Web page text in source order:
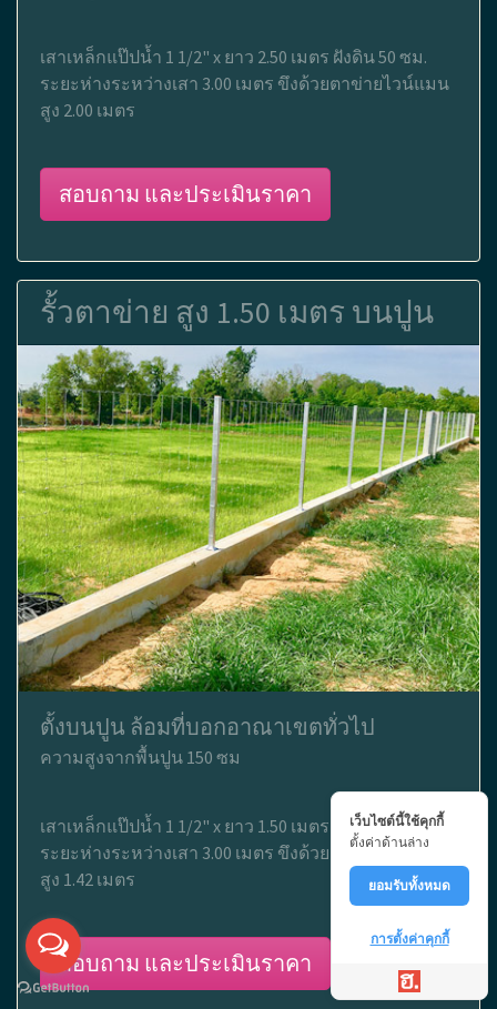
เสาเหล็กแป๊ปน้ำ 1 1/2" x ยาว 2.50 เมตร ฝังดิน 50 ซม.
ระยะห่างระหว่างเสา 3.00 เมตร ขึงด้วยตาข่ายไวน์แมน
สูง 2.00 เมตร
สอบถาม และประเมินราคา
รั้วตาข่าย สูง 1.50 เมตร บนปูน
ตั้งบนปูน ล้อมที่บอกอาณาเขตทั่วไป
ความสูงจากพื้นปูน 150 ซม
เสาเหล็กแป๊ปน้ำ 1 1/2" x ยาว 1.50 เมตร ติดเพลทบนปูน
ระยะห่างระหว่างเสา 3.00 เมตร ขึงด้วยตาข่ายไวน์แมน
สูง 1.42 เมตร
สอบถาม และประเมินราคา
เว็บไซต์นี้ใช้คุกกี้
ตั้งค่าด้านล่าง
ยอมรับทั้งหมด
การตั้งค่าคุกกี้